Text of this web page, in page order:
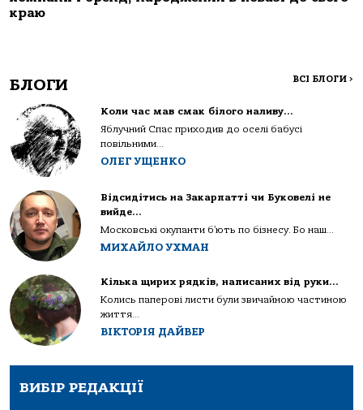
краю
БЛОГИ ВСІ БЛОГИ >
Коли час мав смак білого наливу…
Яблучний Спас приходив до оселі бабусі
повільними...
ОЛЕГ УЩЕНКО
Відсидітись на Закарпатті чи Буковелі не
вийде…
Московські окупанти б’ють по бізнесу. Бо наш...
МИХАЙЛО УХМАН
Кілька щирих рядків, написаних від руки…
Колись паперові листи були звичайною частиною
життя...
ВІКТОРІЯ ДАЙВЕР
ВИБІР РЕДАКЦІЇ